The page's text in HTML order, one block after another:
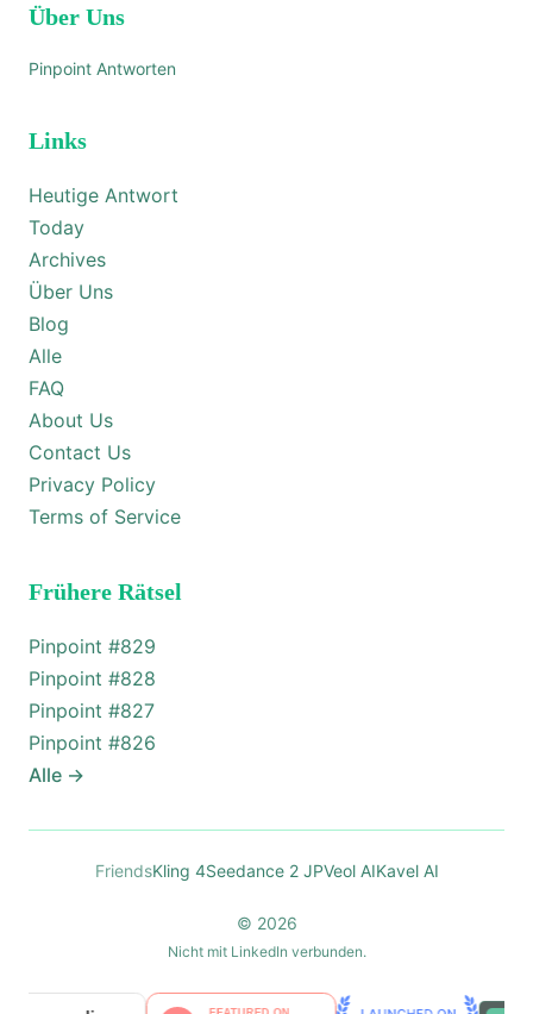
Über Uns
Pinpoint Antworten
Links
Heutige Antwort
Today
Archives
Über Uns
Blog
Alle
FAQ
About Us
Contact Us
Privacy Policy
Terms of Service
Frühere Rätsel
Pinpoint #829
Pinpoint #828
Pinpoint #827
Pinpoint #826
Alle →
FriendsKling 4Seedance 2 JPVeol AIKavel AI
© 2026
Nicht mit LinkedIn verbunden.